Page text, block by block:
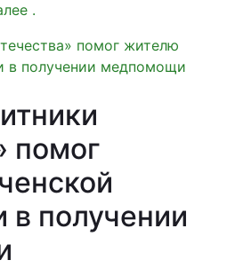
.
помог
в получении